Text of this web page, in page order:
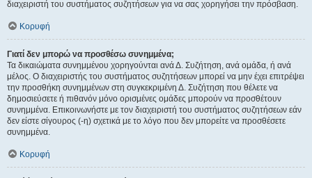
διαχειριστή του συστήματος συζητήσεων για να σας χορηγήσει την πρόσβαση.
Κορυφή
Γιατί δεν μπορώ να προσθέσω συνημμένα;
Τα δικαιώματα συνημμένου χορηγούνται ανά Δ. Συζήτηση, ανά ομάδα, ή ανά
μέλος. Ο διαχειριστής του συστήματος συζητήσεων μπορεί να μην έχει επιτρέψει
την προσθήκη συνημμένων στη συγκεκριμένη Δ. Συζήτηση που θέλετε να
δημοσιεύσετε ή πιθανόν μόνο ορισμένες ομάδες μπορούν να προσθέτουν
συνημμένα. Επικοινωνήστε με τον διαχειριστή του συστήματος συζητήσεων εάν
δεν είστε σίγουρος (-η) σχετικά με το λόγο που δεν μπορείτε να προσθέσετε
συνημμένα.
Κορυφή